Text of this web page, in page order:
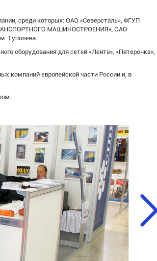
среди которых: ОАО «Северсталь», ФГУП
МАШИНОСТРОЕНИЯ», ОАО
Туполева.
оборудования для сетей «Лента», «Пятерочка»,
компаний европейской части России и, в